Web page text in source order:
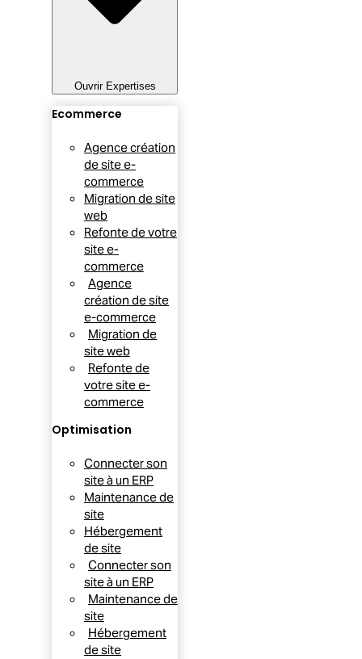
Ouvrir Expertises
Ecommerce
Agence création
de site e-
commerce
Migration de site
web
Refonte de votre
site e-
commerce
Agence
création de site
e-commerce
Migration de
site web
Refonte de
votre site e-
commerce
Optimisation
Connecter son
site à un ERP
Maintenance de
site
Hébergement
de site
Connecter son
site à un ERP
Maintenance de
site
Hébergement
de site